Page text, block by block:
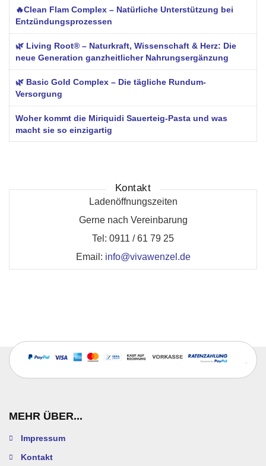
🔥Clean Flam Complex – Natürliche Unterstützung bei
Entzündungsprozessen
🌿 Living Root® – Naturkraft, Wissenschaft & Herz: Die
neue Generation ganzheitlicher Nahrungsergänzung
🌿 Basic Gold Complex – Die tägliche Rundum-
Versorgung
Woher kommt die Miriquidi Sauerteig-Pasta und was
macht sie so einzigartig
Kontakt
Ladenöffnungszeiten
Gerne nach Vereinbarung
Tel: 0911 / 61 79 25
Email: info@vivawenzel.de
MEHR ÜBER...
Impressum
Kontakt